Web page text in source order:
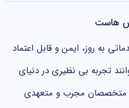
هاست
به روز، ایمن و قابل اعتماد
تجربه بی نظیری در دنیای
متخصصان مجرب و متعهدی